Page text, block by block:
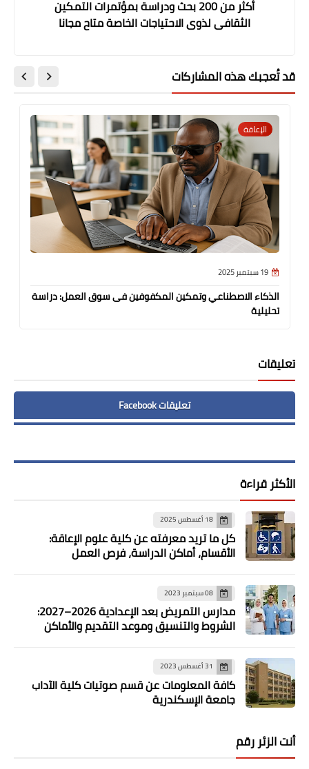
أكثر من 200 بحث ودراسة بمؤتمرات التمكين
الثقافى لذوى الاحتياجات الخاصة متاح مجانا
قد تُعجبك هذه المشاركات
الإعاقة
19 سبتمبر 2025
الذكاء الاصطناعي وتمكين المكفوفين فى سوق العمل: دراسة
تحليلية
تعليقات
تعليقات Facebook
الأكثر قراءة
18 أغسطس 2025
كل ما تريد معرفته عن كلية علوم الإعاقة:
الأقسام، أماكن الدراسة، فرص العمل
08 سبتمبر 2023
مدارس التمريض بعد الإعدادية 2026–2027:
الشروط والتنسيق وموعد التقديم والأماكن
كافة المعلومات عن قسم صوتيات كلية الآداب
جامعة الإسكندرية
أنت الزئر رقم